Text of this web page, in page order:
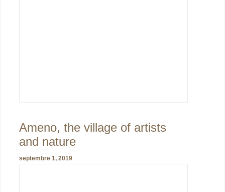
Ameno, the village of artists
and nature
septembre 1, 2019